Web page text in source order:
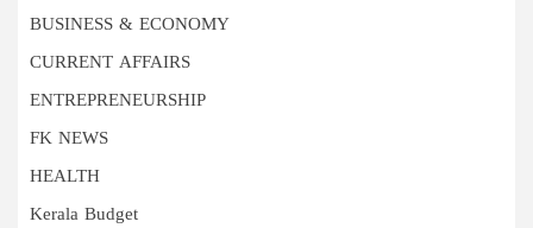
BUSINESS & ECONOMY
CURRENT AFFAIRS
ENTREPRENEURSHIP
FK NEWS
HEALTH
Kerala Budget